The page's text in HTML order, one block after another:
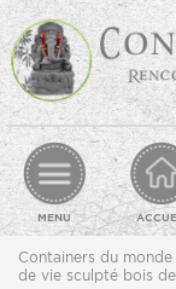
MENU
Containers du monde
de vie sculpté bois